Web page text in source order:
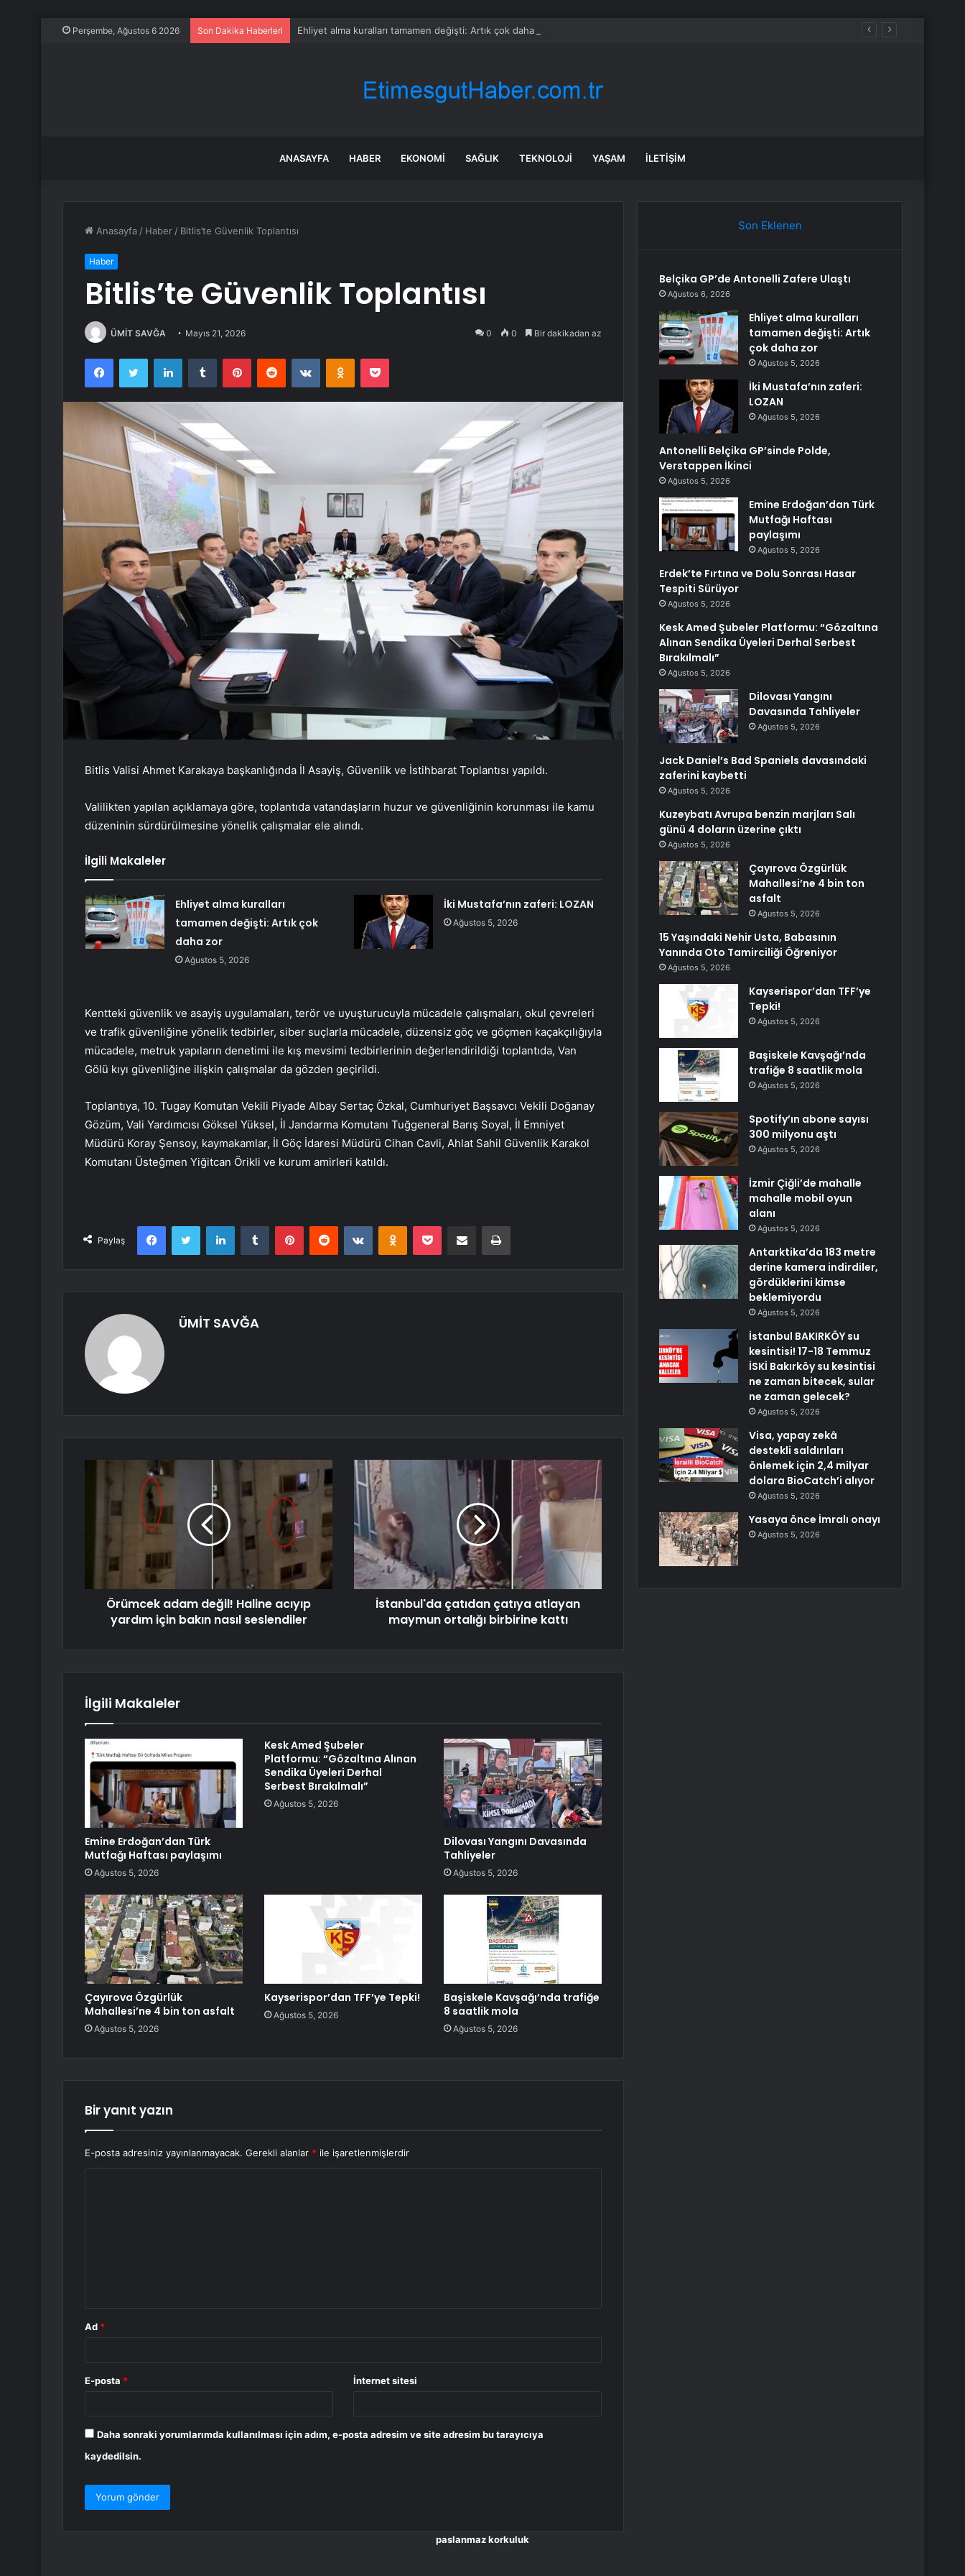
Perşembe, Ağustos 6 2026 Son Dakika Haberleri Ehliyet alma kuralları tamamen değişti: Artık çok daha zor
ANASAYFA HABER EKONOMI SAĞLIK TEKNOLOJI YAŞAM İLETIŞIM
Anasayfa / Haber / Bitlis’te Güvenlik Toplantısı
Haber
Bitlis’te Güvenlik Toplantısı
ÜMİT SAVĞA Mayıs 21, 2026 0 0 Bir dakikadan az
FacebookTwitter LinkedInTumblr PinterestReddit VKontakteOdnoklassniki
Pocket
Bitlis Valisi Ahmet Karakaya başkanlığında İl Asayiş, Güvenlik ve İstihbarat Toplantısı yapıldı.
Valilikten yapılan açıklamaya göre, toplantıda vatandaşların huzur ve güvenliğinin korunması ile kamu
düzeninin sürdürülmesine yönelik çalışmalar ele alındı.
İlgili Makaleler
Ehliyet alma kuralları
tamamen değişti: Artık çok
daha zor
Ağustos 5, 2026
İki Mustafa’nın zaferi: LOZAN
Ağustos 5, 2026
Kentteki güvenlik ve asayiş uygulamaları, terör ve uyuşturucuyla mücadele çalışmaları, okul çevreleri
ve trafik güvenliğine yönelik tedbirler, siber suçlarla mücadele, düzensiz göç ve göçmen kaçakçılığıyla
mücadele, metruk yapıların denetimi ile kış mevsimi tedbirlerinin değerlendirildiği toplantıda, Van
Gölü kıyı güvenliğine ilişkin çalışmalar da gözden geçirildi.
Toplantıya, 10. Tugay Komutan Vekili Piyade Albay Sertaç Özkal, Cumhuriyet Başsavcı Vekili Doğanay
Gözüm, Vali Yardımcısı Göksel Yüksel, İl Jandarma Komutanı Tuğgeneral Barış Soyal, İl Emniyet
Müdürü Koray Şensoy, kaymakamlar, İl Göç İdaresi Müdürü Cihan Cavli, Ahlat Sahil Güvenlik Karakol
Komutanı Üsteğmen Yiğitcan Örikli ve kurum amirleri katıldı.
Paylaş
FacebookTwitter LinkedInTumblr PinterestReddit VKontakteOdnoklassniki
Pocket E-Posta ile paylaş Yazdır
ÜMİT SAVĞA
Örümcek adam değil! Haline acıyıp
yardım için bakın nasıl seslendiler
İstanbul'da çatıdan çatıya atlayan
maymun ortalığı birbirine kattı
İlgili Makaleler
Emine Erdoğan’dan Türk
Mutfağı Haftası paylaşımı
Ağustos 5, 2026
Kesk Amed Şubeler
Platformu: “Gözaltına Alınan
Sendika Üyeleri Derhal
Serbest Bırakılmalı”
Ağustos 5, 2026
Dilovası Yangını Davasında
Tahliyeler
Ağustos 5, 2026
Çayırova Özgürlük
Mahallesi’ne 4 bin ton asfalt
Ağustos 5, 2026
Kayserispor’dan TFF’ye Tepki!
Ağustos 5, 2026
Başiskele Kavşağı’nda trafiğe
8 saatlik mola
Ağustos 5, 2026
Bir yanıt yazın
E-posta adresiniz yayınlanmayacak. Gerekli alanlar * ile işaretlenmişlerdir
Ad *
E-posta * İnternet sitesi
Daha sonraki yorumlarımda kullanılması için adım, e-posta adresim ve site adresim bu tarayıcıya
kaydedilsin.
Son Eklenen
Belçika GP’de Antonelli Zafere Ulaştı
Ağustos 6, 2026
Ehliyet alma kuralları
tamamen değişti: Artık
çok daha zor
Ağustos 5, 2026
İki Mustafa’nın zaferi:
LOZAN
Ağustos 5, 2026
Antonelli Belçika GP’sinde Polde,
Verstappen İkinci
Ağustos 5, 2026
Emine Erdoğan’dan Türk
Mutfağı Haftası
paylaşımı
Ağustos 5, 2026
Erdek’te Fırtına ve Dolu Sonrası Hasar
Tespiti Sürüyor
Ağustos 5, 2026
Kesk Amed Şubeler Platformu: “Gözaltına
Alınan Sendika Üyeleri Derhal Serbest
Bırakılmalı”
Ağustos 5, 2026
Dilovası Yangını
Davasında Tahliyeler
Ağustos 5, 2026
Jack Daniel’s Bad Spaniels davasındaki
zaferini kaybetti
Ağustos 5, 2026
Kuzeybatı Avrupa benzin marjları Salı
günü 4 doların üzerine çıktı
Ağustos 5, 2026
Çayırova Özgürlük
Mahallesi’ne 4 bin ton
asfalt
Ağustos 5, 2026
15 Yaşındaki Nehir Usta, Babasının
Yanında Oto Tamirciliği Öğreniyor
Ağustos 5, 2026
Kayserispor’dan TFF’ye
Tepki!
Ağustos 5, 2026
Başiskele Kavşağı’nda
trafiğe 8 saatlik mola
Ağustos 5, 2026
Spotify’ın abone sayısı
300 milyonu aştı
Ağustos 5, 2026
İzmir Çiğli’de mahalle
mahalle mobil oyun
alanı
Ağustos 5, 2026
Antarktika’da 183 metre
derine kamera indirdiler,
gördüklerini kimse
beklemiyordu
Ağustos 5, 2026
İstanbul BAKIRKÖY su
kesintisi! 17-18 Temmuz
İSKİ Bakırköy su kesintisi
ne zaman bitecek, sular
ne zaman gelecek?
Ağustos 5, 2026
Visa, yapay zekâ
destekli saldırıları
önlemek için 2,4 milyar
dolara BioCatch’i alıyor
Ağustos 5, 2026
Yasaya önce İmralı onayı
Ağustos 5, 2026
paslanmaz korkuluk